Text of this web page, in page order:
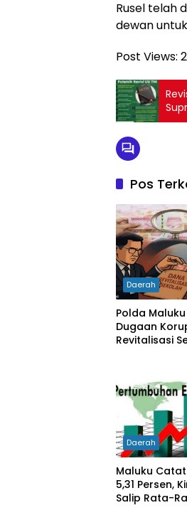
Rusel telah
dewan
Post Views:
Pos
Daerah
Polda
Dugaan
Revitalisasi
Daerah
Maluku
5,31 Persen,
Salip Rata-